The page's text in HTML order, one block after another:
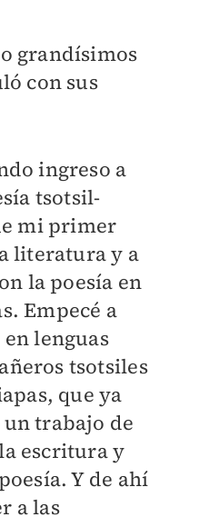
grandísimos
con sus
ingreso a
tsotsil-
mi primer
literatura y a
la poesía en
Empecé a
lenguas
tsotsiles
que ya
trabajo de
escritura y
Y de ahí
a las